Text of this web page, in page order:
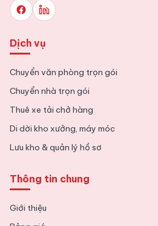
Dịch vụ
Chuyển văn phòng trọn gói
Chuyển nhà trọn gói
Thuê xe tải chở hàng
Di dời kho xưởng, máy móc
Lưu kho & quản lý hồ sơ
Thông tin chung
Giới thiệu